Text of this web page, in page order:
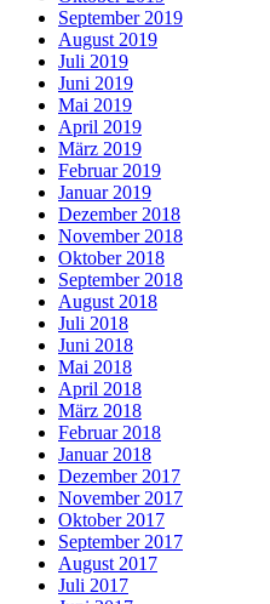
September 2019
August 2019
Juli 2019
Juni 2019
Mai 2019
April 2019
März 2019
Februar 2019
Januar 2019
Dezember 2018
November 2018
Oktober 2018
September 2018
August 2018
Juli 2018
Juni 2018
Mai 2018
April 2018
März 2018
Februar 2018
Januar 2018
Dezember 2017
November 2017
Oktober 2017
September 2017
August 2017
Juli 2017